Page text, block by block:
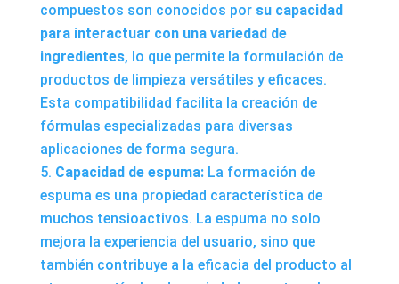
compuestos son conocidos por su capacidad
para interactuar con una variedad de
ingredientes, lo que permite la formulación de
productos de limpieza versátiles y eficaces.
Esta compatibilidad facilita la creación de
fórmulas especializadas para diversas
aplicaciones de forma segura.
Capacidad de espuma:La formación de
espuma es una propiedad característica de
muchos tensioactivos. La espuma no solo
mejora la experiencia del usuario, sino que
también contribuye a la eficacia del producto al